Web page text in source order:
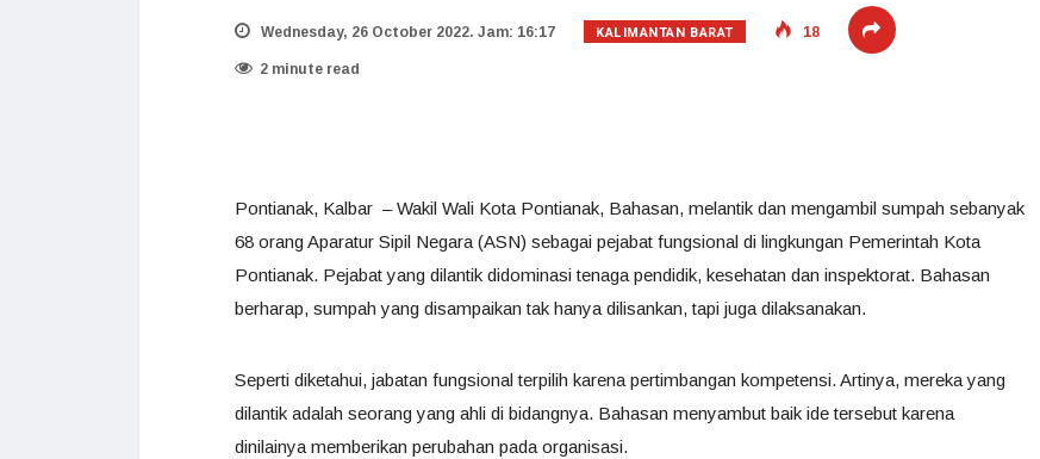
Wednesday, 26 October 2022. Jam: 16:17 KALIMANTAN BARAT 18
2 minute read
Pontianak, Kalbar – Wakil Wali Kota Pontianak, Bahasan, melantik dan mengambil sumpah sebanyak
68 orang Aparatur Sipil Negara (ASN) sebagai pejabat fungsional di lingkungan Pemerintah Kota
Pontianak. Pejabat yang dilantik didominasi tenaga pendidik, kesehatan dan inspektorat. Bahasan
berharap, sumpah yang disampaikan tak hanya dilisankan, tapi juga dilaksanakan.
Seperti diketahui, jabatan fungsional terpilih karena pertimbangan kompetensi. Artinya, mereka yang
dilantik adalah seorang yang ahli di bidangnya. Bahasan menyambut baik ide tersebut karena
dinilainya memberikan perubahan pada organisasi.